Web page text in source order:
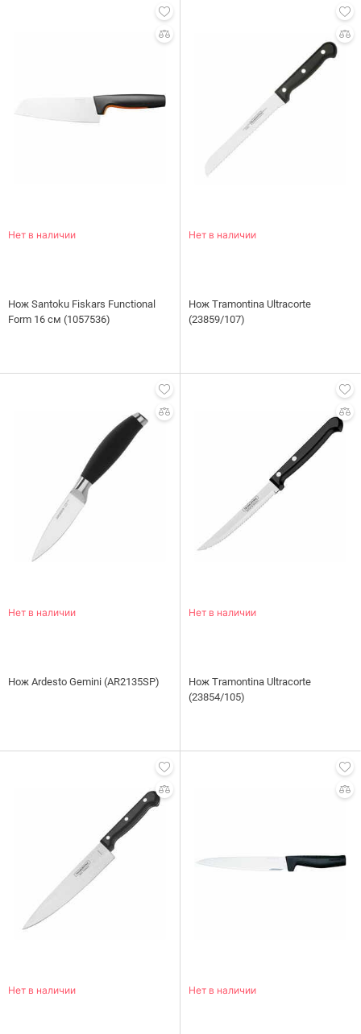
Нет в наличии
Нож Santoku Fiskars Functional
Form 16 см (1057536)
Нет в наличии
Нож Tramontina Ultracorte
(23859/107)
Нет в наличии
Нож Ardesto Gemini (AR2135SP)
Нет в наличии
Нож Tramontina Ultracorte
(23854/105)
Нет в наличии Нет в наличии